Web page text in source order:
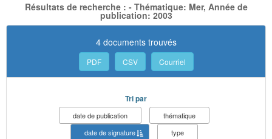
Résultats de recherche : - Thématique: Mer, Année de
publication: 2003
4 documents trouvés
PDF CSV Courriel
Tri par
date de publication
thématique
date de signature
type